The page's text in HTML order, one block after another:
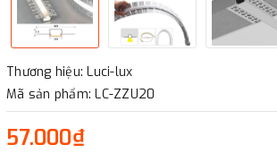
Thương hiệu: Luci-lux
Mã sản phẩm: LC-ZZU20
57.000₫